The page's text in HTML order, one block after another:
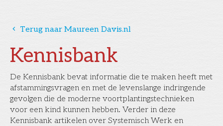
Kennisbank
De Kennisbank bevat informatie die te maken heeft met
afstammingsvragen en met de levenslange indringende
gevolgen die de moderne voortplantingstechnieken
voor een kind kunnen hebben. Verder in deze
Kennisbank artikelen over Systemisch Werk en
󰅁 Terug naar Maureen Davis.nl